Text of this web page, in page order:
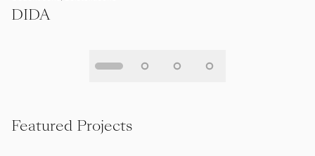
DIDA
Featured Projects